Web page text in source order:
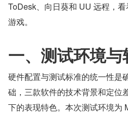
ToDesk、向日葵和 UU 远程，
游戏。
一、测试环境
硬件配置与测试标准的统一性是
础，三款软件的技术背景和定位
下的表现特色。本次测试环境为